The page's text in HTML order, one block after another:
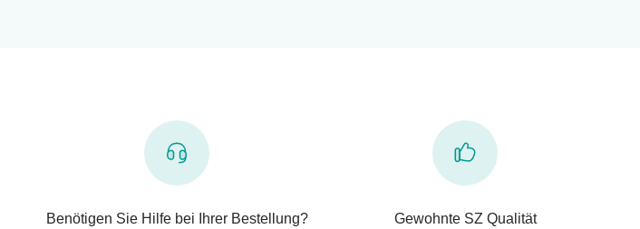
Benötigen Sie Hilfe bei Ihrer Bestellung? Gewohnte SZ Qualität